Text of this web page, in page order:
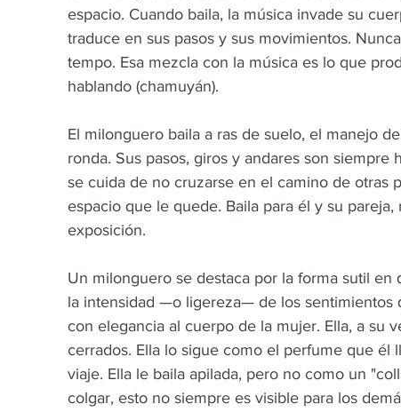
espacio. Cuando baila, la música invade su
traduce en sus pasos y sus movimientos.
tempo. Esa mezcla con la música es lo que
hablando (chamuyán).
El milonguero baila a ras de suelo, el manejo
ronda. Sus pasos, giros y andares son siempre
se cuida de no cruzarse en el camino de otras
espacio que le quede. Baila para él y su
exposición.
Un milonguero se destaca por la forma sutil
la intensidad —o ligereza— de los sentimientos
con elegancia al cuerpo de la mujer. Ella, a su
cerrados. Ella lo sigue como el perfume que él
viaje. Ella le baila apilada, pero no como un
colgar, esto no siempre es visible para los